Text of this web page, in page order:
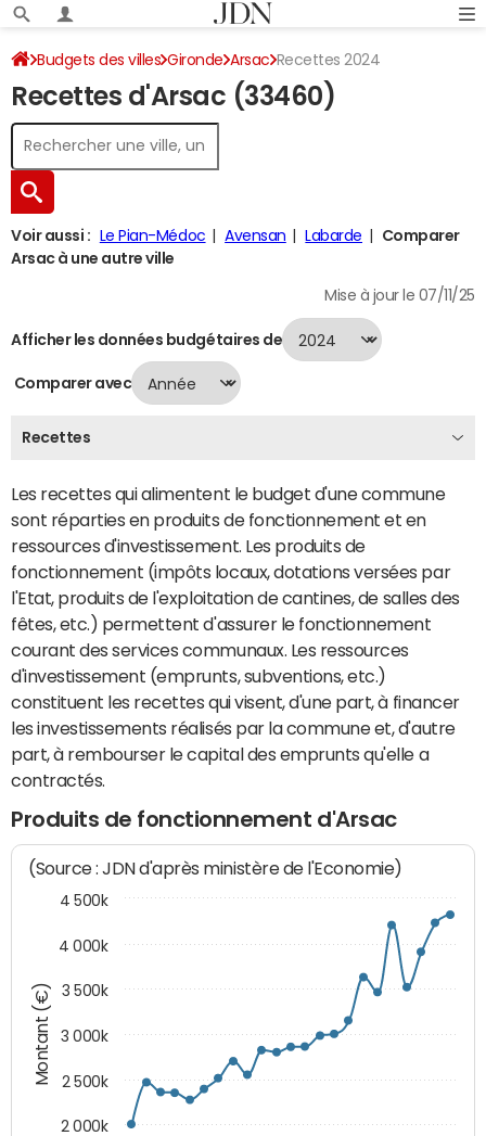
Budgets des villes Gironde Arsac Recettes 2024
Recettes d'Arsac (33460)
Voir aussi : Le Pian-Médoc Avensan Labarde
Comparer
Arsac à une autre ville
Mise à jour le 07/11/25
Afficher les données budgétaires de
Comparer avec
Recettes
Les recettes qui alimentent le budget d'une commune
sont réparties en produits de fonctionnement et en
ressources d'investissement. Les produits de
fonctionnement (impôts locaux, dotations versées par
l'Etat, produits de l'exploitation de cantines, de salles des
fêtes, etc.) permettent d'assurer le fonctionnement
courant des services communaux. Les ressources
d'investissement (emprunts, subventions, etc.)
constituent les recettes qui visent, d'une part, à financer
les investissements réalisés par la commune et, d'autre
part, à rembourser le capital des emprunts qu'elle a
contractés.
Produits de fonctionnement d'Arsac
Montant (€)
(Source : JDN d'après ministère de l'Economie)
2 000k
2 500k
3 000k
3 500k
4 000k
4 500k